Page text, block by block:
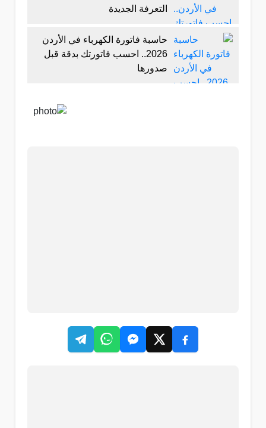
التعرفة الجديدة
حاسبة فاتورة الكهرباء في الأردن
2026.. احسب فاتورتك بدقة قبل
صدورها